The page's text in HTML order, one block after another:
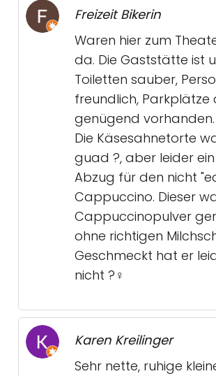
Freizeit Bikerin
Waren hier zum
da. Die Gaststätte ist
Toiletten sauber,
freundlich, Parkplätze
genügend vorhanden.
Die Käsesahnetorte
guad ?, aber leider
Abzug für den nicht
Cappuccino. Dieser
Cappuccinopulver
ohne richtigen
Geschmeckt hat er
nicht ?‍♀️
Karen Kreilinger
Sehr nette, ruhige